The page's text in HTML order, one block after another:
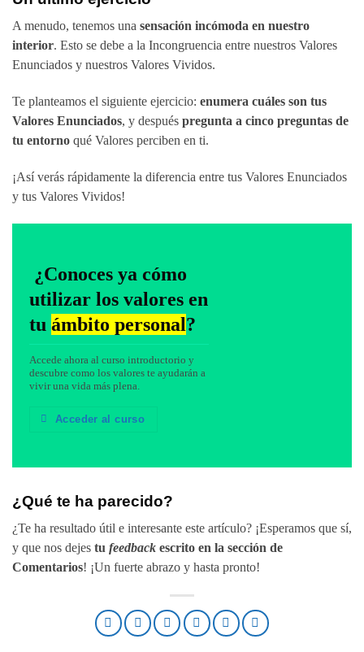
A menudo, tenemos una sensación incómoda en nuestro
interior. Esto se debe a la Incongruencia entre nuestros Valores
Enunciados y nuestros Valores Vividos.
Te planteamos el siguiente ejercicio: enumera cuáles son tus
Valores Enunciados, y después pregunta a cinco preguntas de
tu entorno qué Valores perciben en ti.
¡Así verás rápidamente la diferencia entre tus Valores Enunciados
y tus Valores Vividos!
¿Conoces ya cómo
utilizar los valores en
tu ámbito personal?
Accede ahora al curso introductorio y
descubre como los valores te ayudarán a
vivir una vida más plena.
Acceder al curso
¿Qué te ha parecido?
¿Te ha resultado útil e interesante este artículo? ¡Esperamos que sí,
y que nos dejes tu feedback escrito en la sección de
Comentarios! ¡Un fuerte abrazo y hasta pronto!